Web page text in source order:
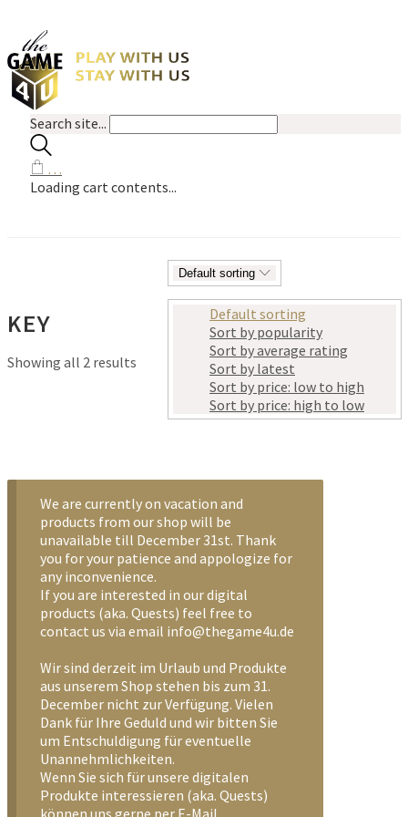
Search site...
…
Loading cart contents...
KEY
Showing all 2 results
Default sorting
Default sorting
Sort by popularity
Sort by average rating
Sort by latest
Sort by price: low to high
Sort by price: high to low
We are currently on vacation and
products from our shop will be
unavailable till December 31st. Thank
you for your patience and appologize for
any inconvenience.
If you are interested in our digital
products (aka. Quests) feel free to
contact us via email info@thegame4u.de
Wir sind derzeit im Urlaub und Produkte
aus unserem Shop stehen bis zum 31.
December nicht zur Verfügung. Vielen
Dank für Ihre Geduld und wir bitten Sie
um Entschuldigung für eventuelle
Unannehmlichkeiten.
Wenn Sie sich für unsere digitalen
Produkte interessieren (aka. Quests)
können uns gerne per E-Mail